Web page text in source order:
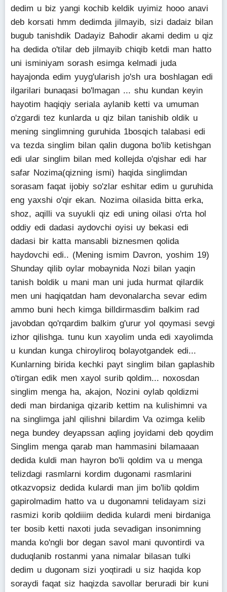
dedim u biz yangi kochib keldik uyimiz hooo anavi
deb korsati hmm dedimda jilmayib, sizi dadaiz bilan
bugub tanishdik Dadayiz Bahodir akami dedim u qiz
ha dedida o'tilar deb jilmayib chiqib ketdi man hatto
uni isminiyam sorash esimga kelmadi juda
hayajonda edim yuyg'ularish jo'sh ura boshlagan edi
ilgarilari bunaqasi bo'lmagan ... shu kundan keyin
hayotim haqiqiy seriala aylanib ketti va umuman
o'zgardi tez kunlarda u qiz bilan tanishib oldik u
mening singlimning guruhida 1bosqich talabasi edi
va tezda singlim bilan qalin dugona bo'lib ketishgan
edi ular singlim bilan med kollejda o'qishar edi har
safar Nozima(qizning ismi) haqida singlimdan
sorasam faqat ijobiy so'zlar eshitar edim u guruhida
eng yaxshi o'qir ekan. Nozima oilasida bitta erka,
shoz, aqilli va suyukli qiz edi uning oilasi o'rta hol
oddiy edi dadasi aydovchi oyisi uy bekasi edi
dadasi bir katta mansabli biznesmen qolida
haydovchi edi.. (Mening ismim Davron, yoshim 19)
Shunday qilib oylar mobaynida Nozi bilan yaqin
tanish boldik u mani man uni juda hurmat qilardik
men uni haqiqatdan ham devonalarcha sevar edim
ammo buni hech kimga billdirmasdim balkim rad
javobdan qo'rqardim balkim g'urur yol qoymasi sevgi
izhor qilishga. tunu kun xayolim unda edi xayolimda
u kundan kunga chiroyliroq bolayotgandek edi...
Kunlarning birida kechki payt singlim bilan gaplashib
o'tirgan edik men xayol surib qoldim... noxosdan
singlim menga ha, akajon, Nozini oylab qoldizmi
dedi man birdaniga qizarib kettim na kulishimni va
na singlimga jahl qilishni bilardim Va ozimga kelib
nega bundey deyapssan aqling joyidami deb qoydim
Singlim menga qarab man hammasini bilamaaan
dedida kuldi man hayron bo'li qoldim va u menga
telizdagi rasmlarni kordim dugonami rasmlarini
otkazvopsiz dedida kulardi man jim bo'lib qoldim
gapirolmadim hatto va u dugonamni telidayam sizi
rasmizi korib qoldiiim dedida kulardi meni birdaniga
ter bosib ketti naxoti juda sevadigan insonimning
manda ko'ngli bor degan savol mani quvontirdi va
duduqlanib rostanmi yana nimalar bilasan tulki
dedim u dugonam sizi yoqtiradi u siz haqida kop
soraydi faqat siz haqizda savollar beruradi bir kuni